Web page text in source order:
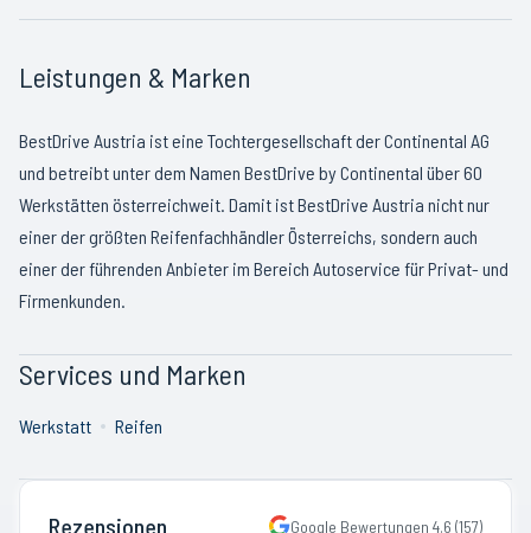
Leistungen & Marken
BestDrive Austria ist eine Tochtergesellschaft der Continental AG
und betreibt unter dem Namen BestDrive by Continental über 60
Werkstätten österreichweit. Damit ist BestDrive Austria nicht nur
einer der größten Reifenfachhändler Österreichs, sondern auch
einer der führenden Anbieter im Bereich Autoservice für Privat- und
Firmenkunden.
Services und Marken
Werkstatt Reifen
Rezensionen Google Bewertungen 4.6 (157)